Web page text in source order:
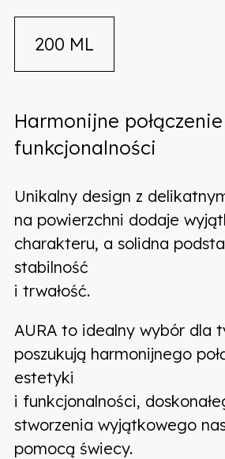
200 ML
Harmonijne
funkcjonalności
Unikalny design z
na powierzchni dodaje
charakteru, a solidna
stabilność
i trwałość.
AURA to idealny wybór dla
poszukują harmonijnego
estetyki
i funkcjonalności,
stworzenia wyjątkowego
pomocą świecy.